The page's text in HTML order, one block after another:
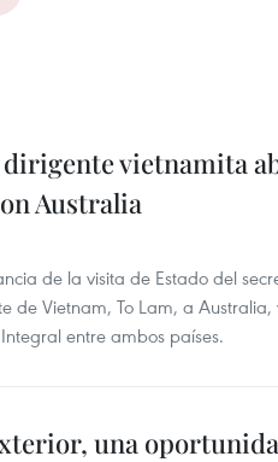
vietnamita
Australia
de la visita de Estado del
de Vietnam, To Lam, a Australia,
entre ambos países.
una